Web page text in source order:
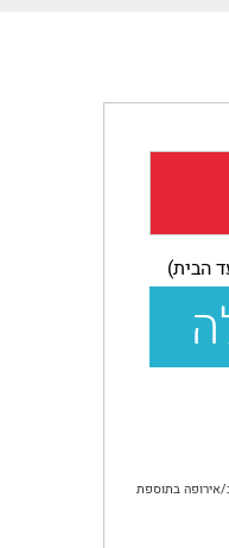
הבית)
אירופה בתוספת